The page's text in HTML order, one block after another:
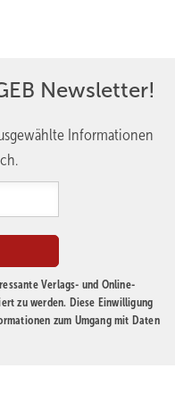
Newsletter!
Informationen
Verlags- und Online-
zu werden. Diese Einwilligung
zum Umgang mit Daten